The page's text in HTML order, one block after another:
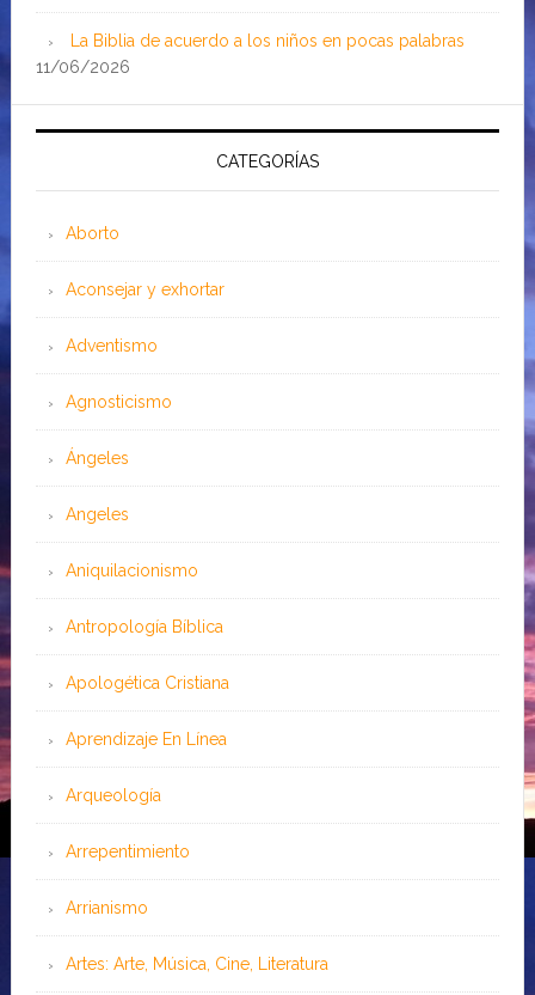
La Biblia de acuerdo a los niños en pocas palabras
11/06/2026
CATEGORÍAS
Aborto
Aconsejar y exhortar
Adventismo
Agnosticismo
Ángeles
Angeles
Aniquilacionismo
Antropología Bíblica
Apologética Cristiana
Aprendizaje En Línea
Arqueología
Arrepentimiento
Arrianismo
Artes: Arte, Música, Cine, Literatura